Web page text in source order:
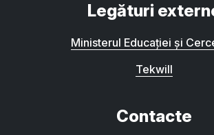
Legături
Ministerul Educației și
Tekwill
Contacte